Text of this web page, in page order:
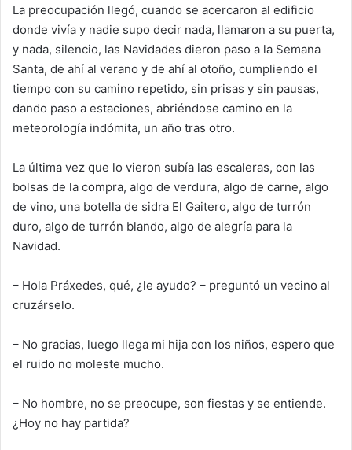
La preocupación llegó, cuando se acercaron al edificio
donde vivía y nadie supo decir nada, llamaron a su puerta,
y nada, silencio, las Navidades dieron paso a la Semana
Santa, de ahí al verano y de ahí al otoño, cumpliendo el
tiempo con su camino repetido, sin prisas y sin pausas,
dando paso a estaciones, abriéndose camino en la
meteorología indómita, un año tras otro.
La última vez que lo vieron subía las escaleras, con las
bolsas de la compra, algo de verdura, algo de carne, algo
de vino, una botella de sidra El Gaitero, algo de turrón
duro, algo de turrón blando, algo de alegría para la
Navidad.
– Hola Práxedes, qué, ¿le ayudo? – preguntó un vecino al
cruzárselo.
– No gracias, luego llega mi hija con los niños, espero que
el ruido no moleste mucho.
– No hombre, no se preocupe, son fiestas y se entiende.
¿Hoy no hay partida?